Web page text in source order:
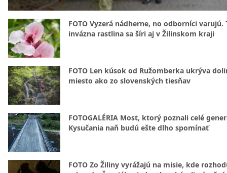
FOTO Vyzerá nádherne, no odborníci varujú.
invázna rastlina sa šíri aj v Žilinskom kraji
FOTO Len kúsok od Ružomberka ukrýva
miesto ako zo slovenských tiesňav
FOTOGALÉRIA Most, ktorý poznali celé
Kysučania naň budú ešte dlho spomínať
FOTO Zo Žiliny vyrážajú na misie, kde